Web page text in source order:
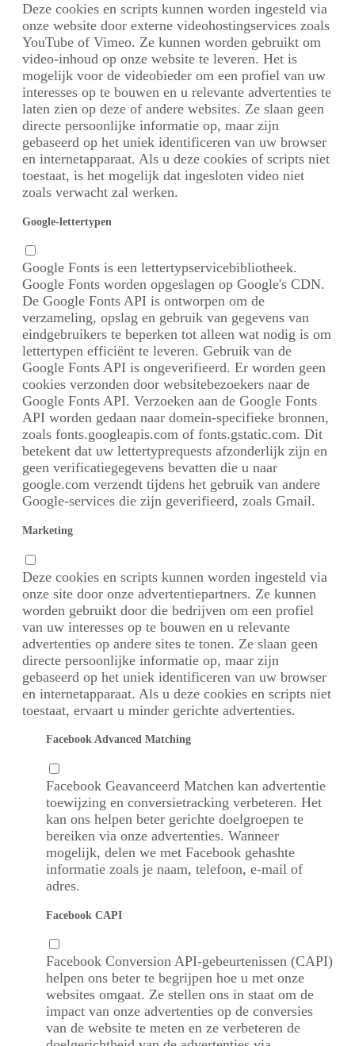
Deze cookies en scripts kunnen worden ingesteld via
onze website door externe videohostingservices zoals
YouTube of Vimeo. Ze kunnen worden gebruikt om
video-inhoud op onze website te leveren. Het is
mogelijk voor de videobieder om een profiel van uw
interesses op te bouwen en u relevante advertenties te
laten zien op deze of andere websites. Ze slaan geen
directe persoonlijke informatie op, maar zijn
gebaseerd op het uniek identificeren van uw browser
en internetapparaat. Als u deze cookies of scripts niet
toestaat, is het mogelijk dat ingesloten video niet
zoals verwacht zal werken.
Google-lettertypen
Google Fonts is een lettertypservicebibliotheek.
Google Fonts worden opgeslagen op Google's CDN.
De Google Fonts API is ontworpen om de
verzameling, opslag en gebruik van gegevens van
eindgebruikers te beperken tot alleen wat nodig is om
lettertypen efficiënt te leveren. Gebruik van de
Google Fonts API is ongeverifieerd. Er worden geen
cookies verzonden door websitebezoekers naar de
Google Fonts API. Verzoeken aan de Google Fonts
API worden gedaan naar domein-specifieke bronnen,
zoals fonts.googleapis.com of fonts.gstatic.com. Dit
betekent dat uw lettertyprequests afzonderlijk zijn en
geen verificatiegegevens bevatten die u naar
google.com verzendt tijdens het gebruik van andere
Google-services die zijn geverifieerd, zoals Gmail.
Marketing
Deze cookies en scripts kunnen worden ingesteld via
onze site door onze advertentiepartners. Ze kunnen
worden gebruikt door die bedrijven om een ​​profiel
van uw interesses op te bouwen en u relevante
advertenties op andere sites te tonen. Ze slaan geen
directe persoonlijke informatie op, maar zijn
gebaseerd op het uniek identificeren van uw browser
en internetapparaat. Als u deze cookies en scripts niet
toestaat, ervaart u minder gerichte advertenties.
Facebook Advanced Matching
Facebook Geavanceerd Matchen kan advertentie
toewijzing en conversietracking verbeteren. Het
kan ons helpen beter gerichte doelgroepen te
bereiken via onze advertenties. Wanneer
mogelijk, delen we met Facebook gehashte
informatie zoals je naam, telefoon, e-mail of
adres.
Facebook CAPI
Facebook Conversion API-gebeurtenissen (CAPI)
helpen ons beter te begrijpen hoe u met onze
websites omgaat. Ze stellen ons in staat om de
impact van onze advertenties op de conversies
van de website te meten en ze verbeteren de